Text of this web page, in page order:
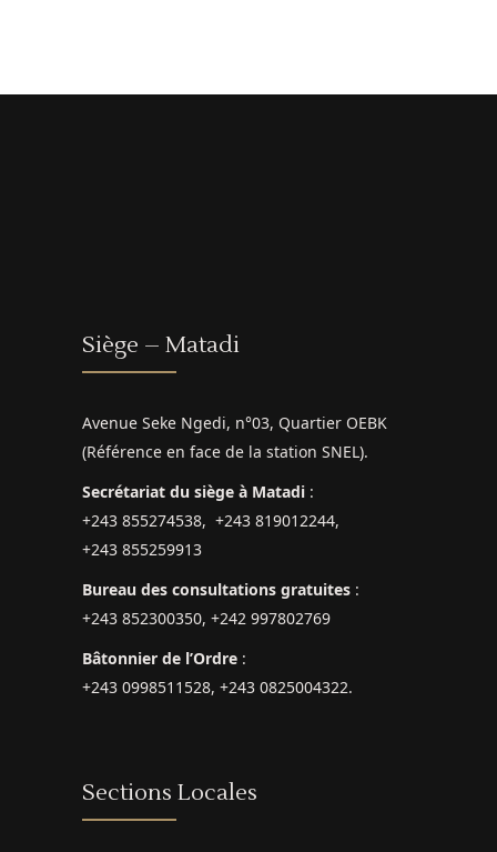
Siège – Matadi
Avenue Seke Ngedi, n°03, Quartier OEBK
(Référence en face de la station SNEL).
Secrétariat du siège à Matadi :
+243 855274538, +243 819012244,
+243 855259913
Bureau des consultations gratuites :
+243 852300350, +242 997802769
Bâtonnier de l’Ordre :
+243 0998511528, +243 0825004322.
Sections Locales